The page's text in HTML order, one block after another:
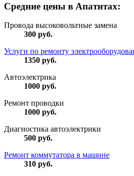
Средние цены в Апатитах:
Провода высоковольтные замена
300 руб.
Услуги по ремонту
1350 руб.
Автоэлектрика
1000 руб.
Ремонт проводки
1000 руб.
Диагностика автоэлектрики
500 руб.
Ремонт коммутатора в машине
310 руб.